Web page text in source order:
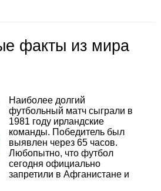
факты из мира
Наиболее долгий
футбольный матч сыграли в
1981 году ирландские
команды. Победитель был
выявлен через 65 часов.
Любопытно, что футбол
сегодня официально
запретили в Афганистане и